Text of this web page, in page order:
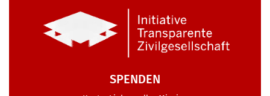
SPENDEN